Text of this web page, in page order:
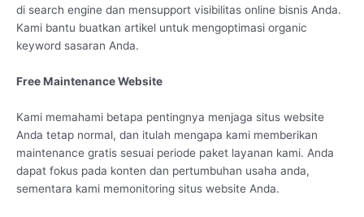
di search engine dan mensupport visibilitas online bisnis Anda.
Kami bantu buatkan artikel untuk mengoptimasi organic
keyword sasaran Anda.
Free Maintenance Website
Kami memahami betapa pentingnya menjaga situs website
Anda tetap normal, dan itulah mengapa kami memberikan
maintenance gratis sesuai periode paket layanan kami. Anda
dapat fokus pada konten dan pertumbuhan usaha anda,
sementara kami memonitoring situs website Anda.